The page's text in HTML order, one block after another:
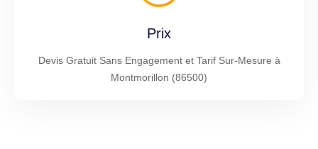
Prix
Devis Gratuit Sans Engagement et Tarif Sur-Mesure à
Montmorillon (86500)